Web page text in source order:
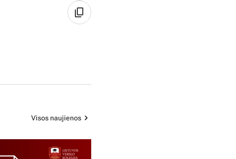
Visos naujienos